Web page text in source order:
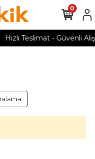
Hızlı Teslimat - Güvenli
0